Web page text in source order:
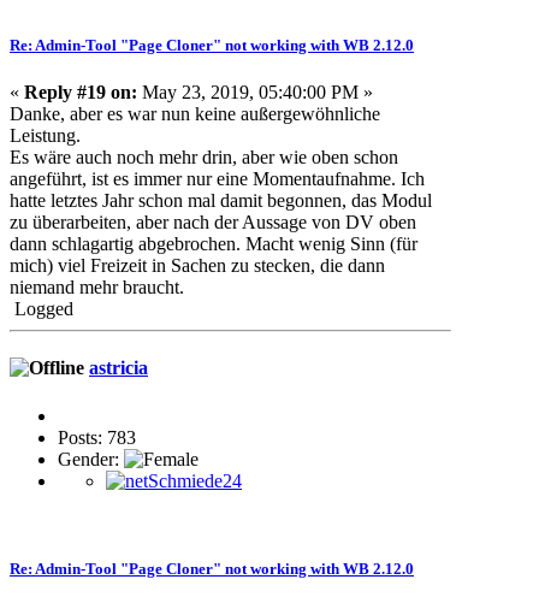
Re: Admin-Tool "Page Cloner" not working with WB 2.12.0
« Reply #19 on: May 23, 2019, 05:40:00 PM »
Danke, aber es war nun keine außergewöhnliche
Leistung.
Es wäre auch noch mehr drin, aber wie oben schon
angeführt, ist es immer nur eine Momentaufnahme. Ich
hatte letztes Jahr schon mal damit begonnen, das Modul
zu überarbeiten, aber nach der Aussage von DV oben
dann schlagartig abgebrochen. Macht wenig Sinn (für
mich) viel Freizeit in Sachen zu stecken, die dann
niemand mehr braucht.
Logged
astricia
Posts: 783
Gender:
Re: Admin-Tool "Page Cloner" not working with WB 2.12.0